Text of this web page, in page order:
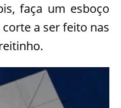
faça um esboço
a ser feito nas